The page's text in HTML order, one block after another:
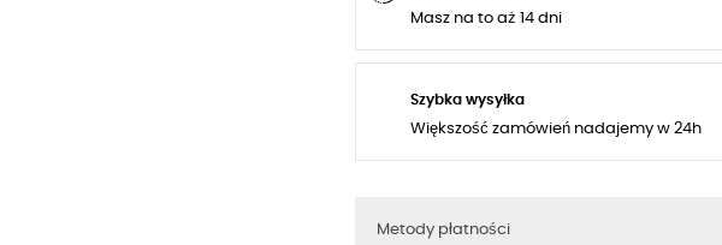
Masz na to aż 14 dni
Szybka wysyłka
Większość zamówień nadajemy w 24h
Metody płatności